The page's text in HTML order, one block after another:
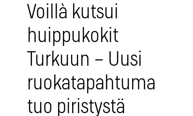
Voillà kutsui
huippukokit
Turkuun – Uusi
ruokatapahtuma
tuo piristystä